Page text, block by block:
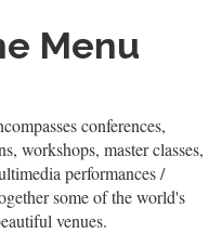
Menu
conferences,
workshops, master classes,
performances /
some of the world's
venues.